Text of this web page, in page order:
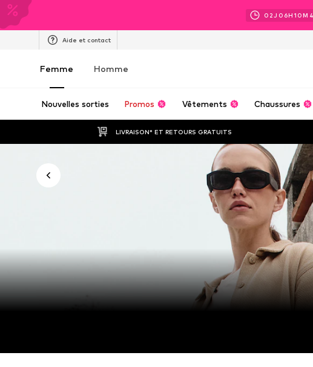
02J 06H10M
Aide et contact
Femme Homme
Nouvelles sorties Promos Vêtements Chaussures
LIVRAISON* ET RETOURS GRATUITS